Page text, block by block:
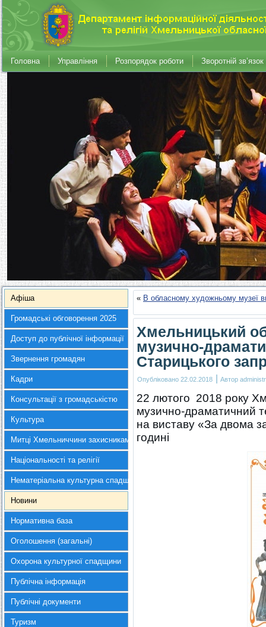
Головна Управління Розпорядок роботи Зворотній зв’язок
Афіша
Громадські обговорення 2025
Доступ до публічної інформації
Звернення громадян
Кадри
Консультації з громадськістю
Культура
Митці Хмельниччини захисникам України
Національності та релігії
Нематеріальна культурна спадщина
Новини
Нормативна база
Оголошення (загальні)
Охорона культурної спадщини
Публічна інформація
Публічні документи
Туризм
« В обласному художньому музеї
Хмельницький
музично-
Старицького
Опубліковано 22.02.2018 | Автор
22 лютого 2018 року
музично-драматичний
на виставу «За двома
годині